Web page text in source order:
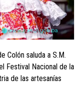
Colón saluda a S.M.
Festival Nacional de la
de las artesanías